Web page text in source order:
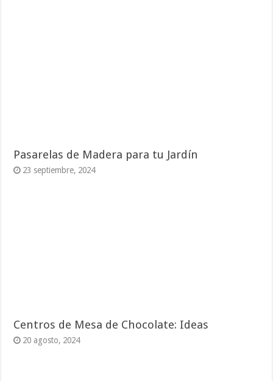
Pasarelas de Madera para tu Jardín
23 septiembre, 2024
Centros de Mesa de Chocolate: Ideas
20 agosto, 2024